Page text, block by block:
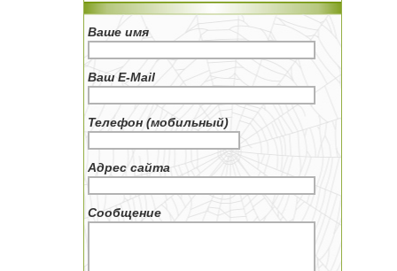
Ваше имя
Ваш E-Mail
Телефон (мобильный)
Адрес сайта
Сообщение